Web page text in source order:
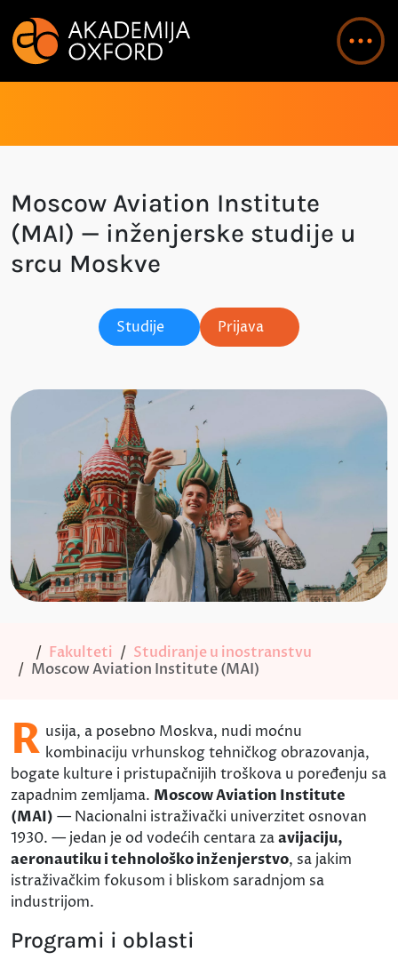
Moscow Aviation Institute
(MAI) — inženjerske studije u
srcu Moskve
Studije Prijava
Fakulteti
Studiranje u inostranstvu
Moscow Aviation Institute (MAI)
R usija, a posebno Moskva, nudi moćnu
kombinaciju vrhunskog tehničkog obrazovanja,
bogate kulture i pristupačnijih troškova u poređenju sa
zapadnim zemljama. Moscow Aviation Institute
(MAI) — Nacionalni istraživački univerzitet osnovan
1930. — jedan je od vodećih centara zaavijaciju,
aeronautiku i tehnološko inženjerstvo, sa jakim
istraživačkim fokusom i bliskom saradnjom sa
industrijom.
Programi i oblasti